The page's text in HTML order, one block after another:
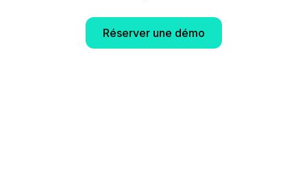
Réserver une démo